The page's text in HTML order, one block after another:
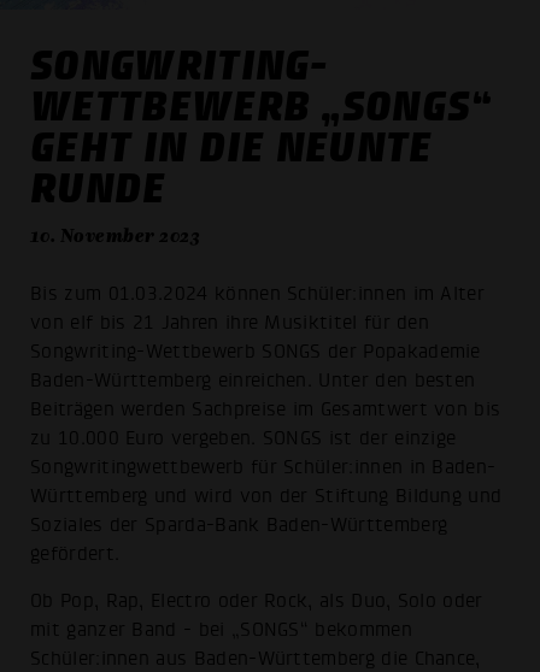
SONGWRITING-
WETTBEWERB „SONGS“
GEHT IN DIE NEUNTE
RUNDE
10. November 2023
Bis zum 01.03.2024 können Schüler:innen im Alter
von elf bis 21 Jahren ihre Musiktitel für den
Songwriting-Wettbewerb SONGS der Popakademie
Baden-Württemberg einreichen. Unter den besten
Beiträgen werden Sachpreise im Gesamtwert von bis
zu 10.000 Euro vergeben. SONGS ist der einzige
Songwritingwettbewerb für Schüler:innen in Baden-
Württemberg und wird von der Stiftung Bildung und
Soziales der Sparda-Bank Baden-Württemberg
gefördert.
Ob Pop, Rap, Electro oder Rock, als Duo, Solo oder
mit ganzer Band - bei „SONGS“ bekommen
Schüler:innen aus Baden-Württemberg die Chance,